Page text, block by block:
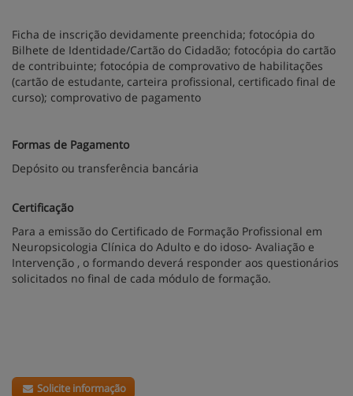
Ficha de inscrição devidamente preenchida; fotocópia do
Bilhete de Identidade/Cartão do Cidadão; fotocópia do cartão
de contribuinte; fotocópia de comprovativo de habilitações
(cartão de estudante, carteira profissional, certificado final de
curso); comprovativo de pagamento
Formas de Pagamento
Depósito ou transferência bancária
Certificação
Para a emissão do Certificado de Formação Profissional em
Neuropsicologia Clínica do Adulto e do idoso- Avaliação e
Intervenção , o formando deverá responder aos questionários
solicitados no final de cada módulo de formação.
Solicite informação